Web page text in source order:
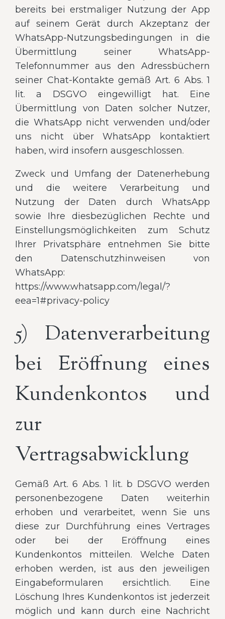
bereits bei erstmaliger Nutzung der App
auf seinem Gerät durch Akzeptanz der
WhatsApp-Nutzungsbedingungen in die
Übermittlung seiner WhatsApp-
Telefonnummer aus den Adressbüchern
seiner Chat-Kontakte gemäß Art. 6 Abs. 1
lit. a DSGVO eingewilligt hat. Eine
Übermittlung von Daten solcher Nutzer,
die WhatsApp nicht verwenden und/oder
uns nicht über WhatsApp kontaktiert
haben, wird insofern ausgeschlossen.
Zweck und Umfang der Datenerhebung
und die weitere Verarbeitung und
Nutzung der Daten durch WhatsApp
sowie Ihre diesbezüglichen Rechte und
Einstellungsmöglichkeiten zum Schutz
Ihrer Privatsphäre entnehmen Sie bitte
den Datenschutzhinweisen von
WhatsApp:
https://www.whatsapp.com/legal/?
eea=1#privacy-policy
5) Datenverarbeitung
bei Eröffnung eines
Kundenkontos und
zur
Vertragsabwicklung
Gemäß Art. 6 Abs. 1 lit. b DSGVO werden
personenbezogene Daten weiterhin
erhoben und verarbeitet, wenn Sie uns
diese zur Durchführung eines Vertrages
oder bei der Eröffnung eines
Kundenkontos mitteilen. Welche Daten
erhoben werden, ist aus den jeweiligen
Eingabeformularen ersichtlich. Eine
Löschung Ihres Kundenkontos ist jederzeit
möglich und kann durch eine Nachricht